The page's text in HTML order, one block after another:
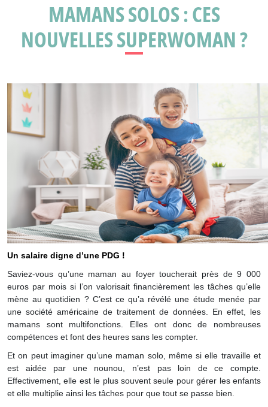
MAMANS SOLOS : CES
NOUVELLES SUPERWOMAN ?
Un salaire digne d’une PDG !
Saviez-vous qu’une maman au foyer toucherait près de 9 000
euros par mois si l’on valorisait financièrement les tâches qu’elle
mène au quotidien ? C’est ce qu’a révélé une étude menée par
une société américaine de traitement de données. En effet, les
mamans sont multifonctions. Elles ont donc de nombreuses
compétences et font des heures sans les compter.
Et on peut imaginer qu’une maman solo, même si elle travaille et
est aidée par une nounou, n’est pas loin de ce compte.
Effectivement, elle est le plus souvent seule pour gérer les enfants
et elle multiplie ainsi les tâches pour que tout se passe bien.